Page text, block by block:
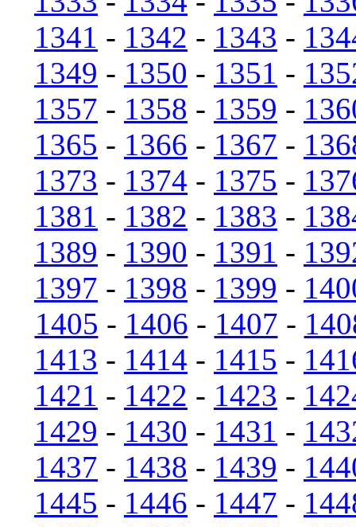
1341 - 1342 - 1343 -
1349 - 1350 - 1351 -
1357 - 1358 - 1359 -
1365 - 1366 - 1367 -
1373 - 1374 - 1375 -
1381 - 1382 - 1383 -
1389 - 1390 - 1391 -
1397 - 1398 - 1399 -
1405 - 1406 - 1407 -
1413 - 1414 - 1415 -
1421 - 1422 - 1423 -
1429 - 1430 - 1431 -
1437 - 1438 - 1439 -
1445 - 1446 - 1447 -